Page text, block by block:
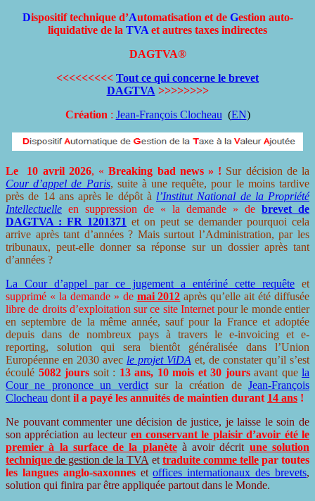
Dispositif technique d’Automatisation et de Gestion auto-
liquidative de la TVA et autres taxes indirectes
DAGTVA®
<<<<<<<<< Tout ce qui concerne le brevet
DAGTVA >>>>>>>>
Création : Jean-François Clocheau (EN)
Le 10 avril 2026, «Breaking bad news» ! Sur décision de la
Cour d’appel de Paris, suite à une requête, pour le moins tardive
près de 14 ans après le dépôt à l’Institut National de la Propriété
Intellectuelle en suppression de « la demande » de brevet de
DAGTVA : FR 1201371 et on peut se demander pourquoi cela
arrive après tant d’années ? Mais surtout l’Administration, par les
tribunaux, peut-elle donner sa réponse sur un dossier après tant
d’années ?
La Cour d’appel par ce jugement a entériné cette requête et
supprimé « la demande » de mai 2012 après qu’elle ait été diffusée
libre de droits d’exploitation sur ce site Internetpour le monde entier
en septembre de la même année, sauf pour la France et adoptée
depuis dans de nombreux pays à travers le e-invoicing et e-
reporting, solution qui sera bientôt généralisée dans l’Union
Européenne en 2030 avec le projet ViDA et, de constater qu’il s’est
écoulé 5082 jours soit : 13 ans, 10 mois et 30 jours avant que la
Cour ne prononce un verdict sur la création deJean-François
Clocheau dont il a payé les annuités de maintien durant 14 ans !
Ne pouvant commenter une décision de justice, je laisse le soin de
son appréciation au lecteur en conservant le plaisir d’avoir été le
premier à la surface de la planèteà avoir décrit une solution
technique de gestion de la TVA et traduite comme tellepar toutes
les langues anglo-saxonnesetoffices internationaux des brevets,
solution qui finira par être appliquée partout dans le Monde.